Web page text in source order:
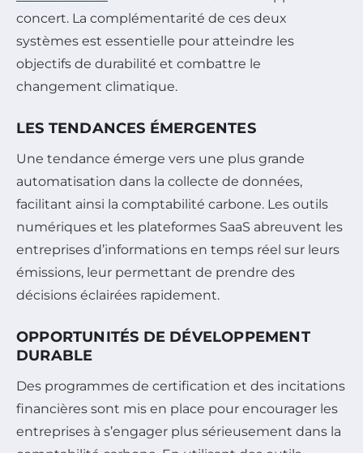
concert. La complémentarité de ces deux
systèmes est essentielle pour atteindre les
objectifs de durabilité et combattre le
changement climatique.
LES TENDANCES ÉMERGENTES
Une tendance émerge vers une plus grande
automatisation dans la collecte de données,
facilitant ainsi la comptabilité carbone. Les outils
numériques et les plateformes SaaS abreuvent les
entreprises d’informations en temps réel sur leurs
émissions, leur permettant de prendre des
décisions éclairées rapidement.
OPPORTUNITÉS DE DÉVELOPPEMENT
DURABLE
Des programmes de certification et des incitations
financières sont mis en place pour encourager les
entreprises à s’engager plus sérieusement dans la